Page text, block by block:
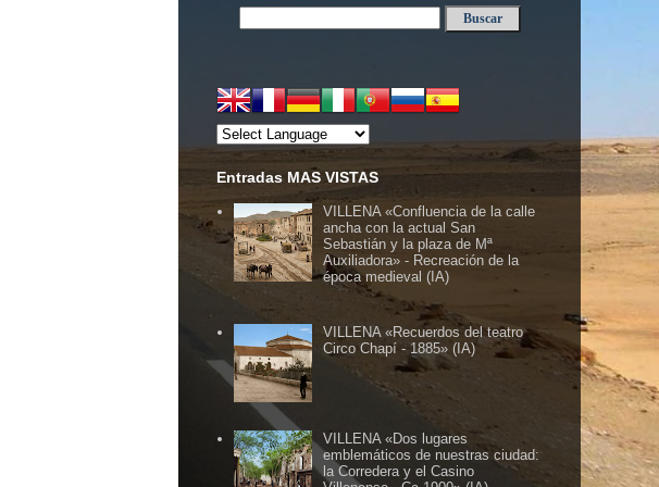
Entradas MAS VISTAS
VILLENA «Confluencia de la calle
ancha con la actual San
Sebastián y la plaza de Mª
Auxiliadora» - Recreación de la
época medieval (IA)
VILLENA «Recuerdos del teatro
Circo Chapí - 1885» (IA)
VILLENA «Dos lugares
emblemáticos de nuestras ciudad:
la Corredera y el Casino